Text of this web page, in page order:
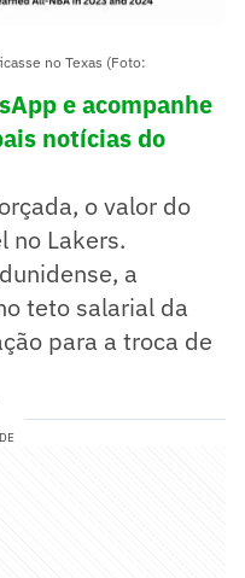
no Texas (Foto:
e acompanhe
notícias do
o valor do
no Lakers.
a
teto salarial da
para a troca de